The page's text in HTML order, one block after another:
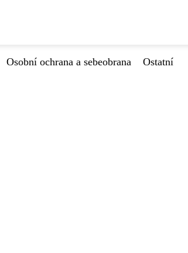
Osobní ochrana a sebeobrana
Ostatní